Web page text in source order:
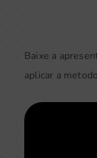
Baixe a
aplicar a